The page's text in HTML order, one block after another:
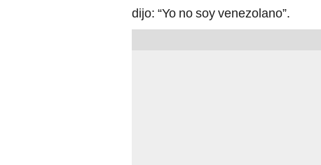
dijo: “Yo no soy venezolano”.